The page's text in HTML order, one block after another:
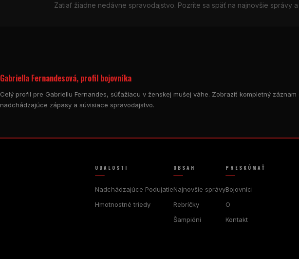
Zatiaľ žiadne nedávne spravodajstvo. Pozrite sa späť na najnovšie správy a
Gabriella Fernandesová, profil bojovníka
Celý profil pre Gabriellu Fernandes, súťažiacu v ženskej mušej váhe. Zobraziť kompletný záznam
nadchádzajúce zápasy a súvisiace spravodajstvo.
UDALOSTI
Nadchádzajúce Podujatie
Hmotnostné triedy
OBSAH
Najnovšie správy
Rebríčky
Šampióni
PRESKÚMAŤ
Bojovníci
O
Kontakt